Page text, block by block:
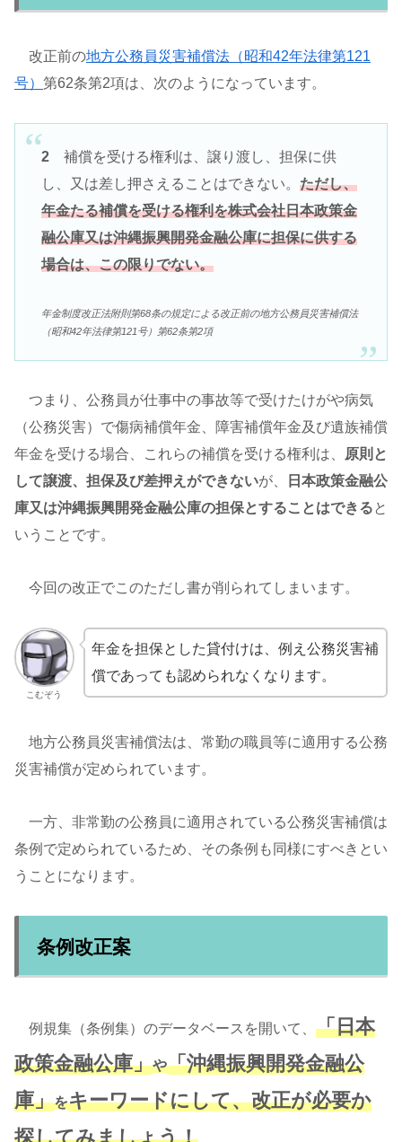
改正前の地方公務員災害補償法（昭和42年法律第121
号） 第62条第2項は、次のようになっています。
2 補償を受ける権利は、譲り渡し、担保に供
し、又は差し押さえることはできない。 ただし、
年金たる補償を受ける権利を株式会社日本政策金
融公庫又は沖縄振興開発金融公庫に担保に供する
場合は、この限りでない。
年金制度改正法附則第68条の規定による改正前の地方公務員災害補償法
（昭和42年法律第121号）第62条第2項
つまり、公務員が仕事中の事故等で受けたけがや病気
（公務災害）で傷病補償年金、障害補償年金及び遺族補償
年金を受ける場合、これらの補償を受ける権利は、
原則と
して譲渡、担保及び差押えができないが、
日本政策金融公
庫又は沖縄振興開発金融公庫の担保とすることはできる と
いうことです。
今回の改正でこのただし書が削られてしまいます。
こむぞう
年金を担保とした貸付けは、例え公務災害補
償であっても認められなくなります。
地方公務員災害補償法は、常勤の職員等に適用する公務
災害補償が定められています。
一方、非常勤の公務員に適用されている公務災害補償は
条例で定められているため、その条例も同様にすべきとい
うことになります。
条例改正案
例規集（条例集）のデータベースを開いて、 「日本
政策金融公庫」や「沖縄振興開発金融公
庫」をキーワードにして、改正が必要か
探してみましょう！